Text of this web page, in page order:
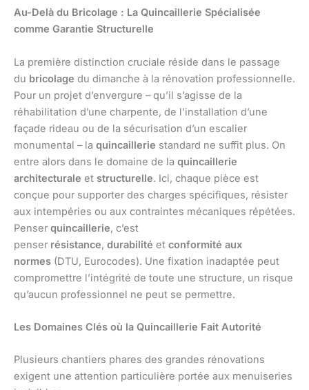
Au-Delà du Bricolage : La Quincaillerie Spécialisée
comme Garantie Structurelle
La première distinction cruciale réside dans le passage
du bricolage du dimanche à la rénovation professionnelle.
Pour un projet d’envergure – qu’il s’agisse de la
réhabilitation d’une charpente, de l’installation d’une
façade rideau ou de la sécurisation d’un escalier
monumental – la quincaillerie standard ne suffit plus. On
entre alors dans le domaine de la quincaillerie
architecturale et structurelle. Ici, chaque pièce est
conçue pour supporter des charges spécifiques, résister
aux intempéries ou aux contraintes mécaniques répétées.
Penser quincaillerie, c’est
penser résistance, durabilité et conformité aux
normes (DTU, Eurocodes). Une fixation inadaptée peut
compromettre l’intégrité de toute une structure, un risque
qu’aucun professionnel ne peut se permettre.
Les Domaines Clés où la Quincaillerie Fait Autorité
Plusieurs chantiers phares des grandes rénovations
exigent une attention particulière portée aux menuiseries